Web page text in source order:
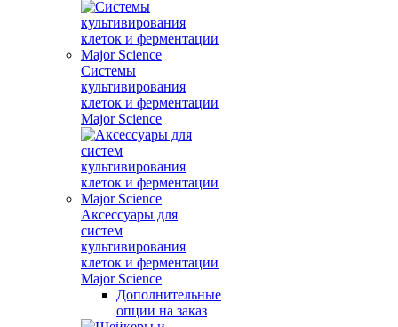
Системы
культивирования
клеток и ферментации
Major Science
Аксессуары для
систем
культивирования
клеток и ферментации
Major Science
Дополнительные
опции на заказ